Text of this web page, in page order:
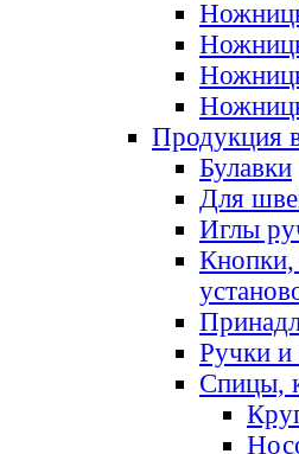
Продукция
Булавки
Для
Иглы
Ручки и
Спицы,